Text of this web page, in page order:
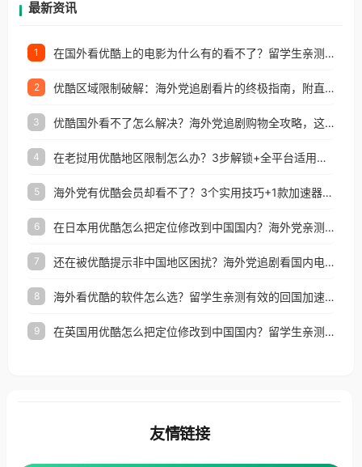
最新资讯
1 在国外看优酷上的电影为什么有的看不了？留学生亲测有效的回国加速方案
2 优酷区域限制破解：海外党追剧看片的终极指南，附直播欧冠+1905电影网解决方案
3 优酷国外看不了怎么解决？海外党追剧购物全攻略，这招亲测有效！
4 在老挝用优酷地区限制怎么办？3步解锁+全平台适用的回国加速器指南
5 海外党有优酷会员却看不了？3个实用技巧+1款加速器解决追剧&金融APP难题
6 在日本用优酷怎么把定位修改到中国国内？海外党亲测有效的回国加速指南
7 还在被优酷提示非中国地区困扰？海外党追剧看国内电影的正确打开方式
8 海外看优酷的软件怎么选？留学生亲测有效的回国加速方案
9 在英国用优酷怎么把定位修改到中国国内？留学生亲测有效的回国加速方案
友情链接